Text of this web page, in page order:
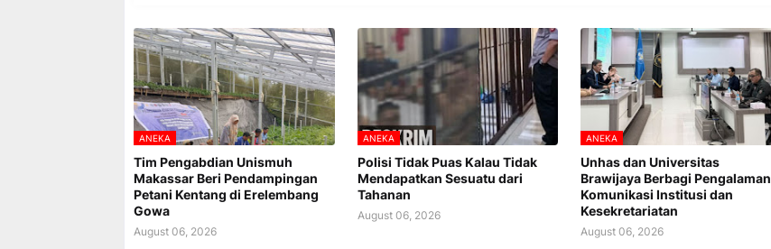
ANEKA
Tim Pengabdian Unismuh
Makassar Beri Pendampingan
Petani Kentang di Erelembang
Gowa
August 06, 2026
ANEKA
Polisi Tidak Puas Kalau Tidak
Mendapatkan Sesuatu dari
Tahanan
August 06, 2026
ANEKA
Unhas dan Universitas
Brawijaya Berbagi Pengalaman
Komunikasi Institusi dan
Kesekretariatan
August 06, 2026